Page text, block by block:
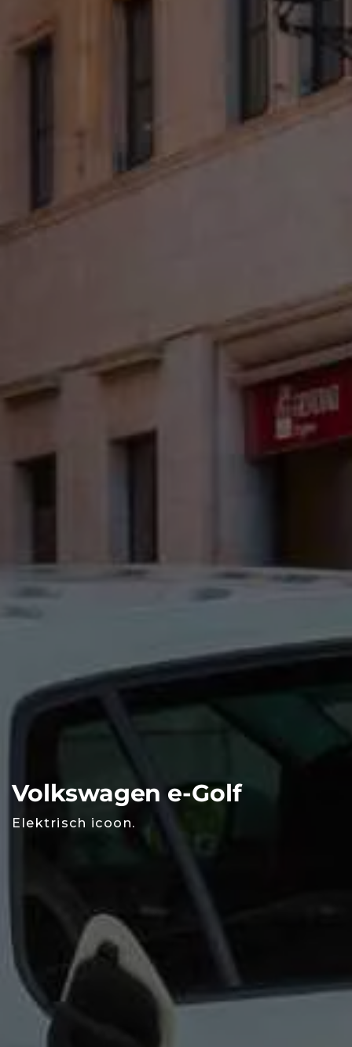
Volkswagen e-Golf
Elektrisch icoon.